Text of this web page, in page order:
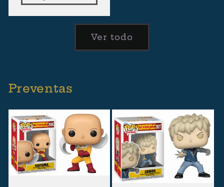
Ver todo
Preventas